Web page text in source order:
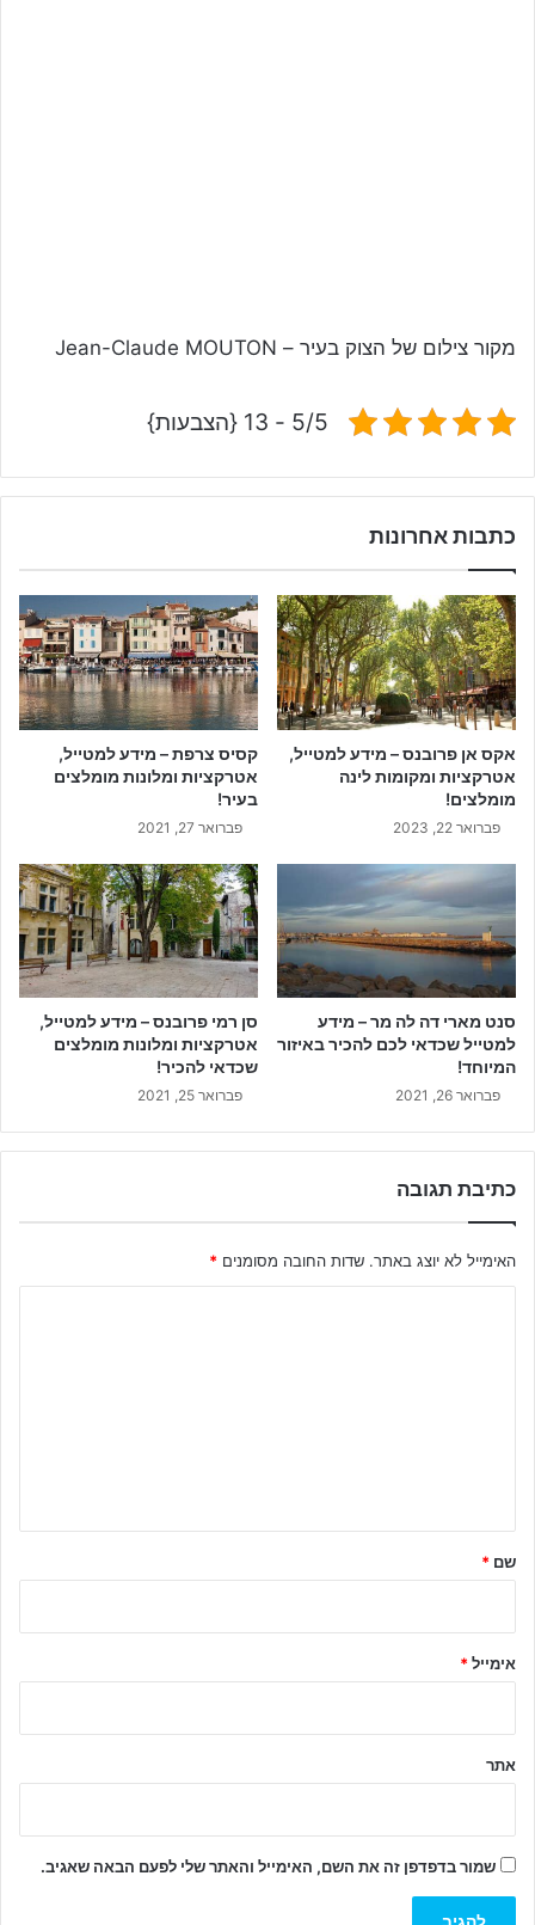
מקור צילום של הצוק בעיר – Jean-Claude MOUTON
5/5 - 13 {הצבעות}
כתבות אחרונות
אקס אן פרובנס – מידע למטייל,
אטרקציות ומקומות לינה
מומלצים!
פברואר 22, 2023
קסיס צרפת – מידע למטייל,
אטרקציות ומלונות מומלצים
בעיר!
פברואר 27, 2021
סנט מארי דה לה מר – מידע
למטייל שכדאי לכם להכיר באיזור
המיוחד!
פברואר 26, 2021
סן רמי פרובנס – מידע למטייל,
אטרקציות ומלונות מומלצים
שכדאי להכיר!
פברואר 25, 2021
כתיבת תגובה
האימייל לא יוצג באתר. שדות החובה מסומנים *
ל
שם *
אימייל*
אתר
שמור בדפדפן זה את השם, האימייל והאתר שלי לפעם הבאה שאגיב.